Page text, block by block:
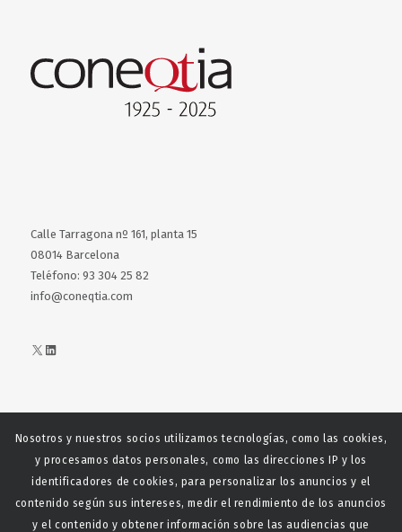
Calle Tarragona nº 161, planta 15
08014 Barcelona
Teléfono: 93 304 25 82
info@coneqtia.com
X LinkedIn
Web realizada con el patrocinio del Centro Español del Centro
Español de Derechos Reprofráficos
Nosotros y nuestros socios utilizamos tecnologías, como las cookies,
y procesamos datos personales, como las direcciones IP y los
identificadores de cookies, para personalizar los anuncios y el
contenido según sus intereses, medir el rendimiento de los anuncios
y el contenido y obtener información sobre las audiencias que